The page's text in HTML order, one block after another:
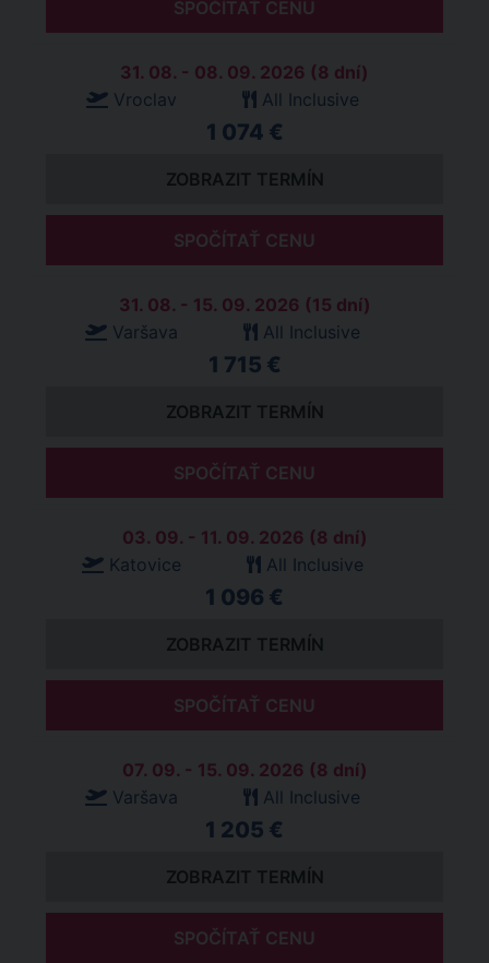
SPOČÍTAŤ CENU
31. 08. - 08. 09. 2026 (8 dní)
Vroclav
All Inclusive
1 074 €
ZOBRAZIT TERMÍN
SPOČÍTAŤ CENU
31. 08. - 15. 09. 2026 (15 dní)
Varšava
All Inclusive
1 715 €
ZOBRAZIT TERMÍN
SPOČÍTAŤ CENU
03. 09. - 11. 09. 2026 (8 dní)
Katovice
All Inclusive
1 096 €
ZOBRAZIT TERMÍN
SPOČÍTAŤ CENU
07. 09. - 15. 09. 2026 (8 dní)
Varšava
All Inclusive
1 205 €
ZOBRAZIT TERMÍN
SPOČÍTAŤ CENU